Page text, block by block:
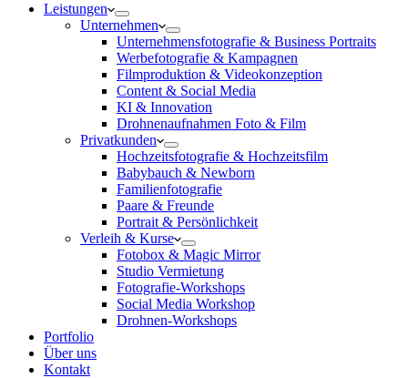
Leistungen
Unternehmen
Unternehmensfotografie & Business Portraits
Werbefotografie & Kampagnen
Filmproduktion & Videokonzeption
Content & Social Media
KI & Innovation
Drohnenaufnahmen Foto & Film
Privatkunden
Hochzeitsfotografie & Hochzeitsfilm
Babybauch & Newborn
Familienfotografie
Paare & Freunde
Portrait & Persönlichkeit
Verleih & Kurse
Fotobox & Magic Mirror
Studio Vermietung
Fotografie-Workshops
Social Media Workshop
Drohnen-Workshops
Portfolio
Über uns
Kontakt